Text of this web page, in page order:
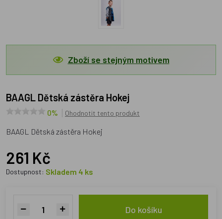
Zboží se stejným motivem
BAAGL Dětská zástěra Hokej
0% Ohodnotit tento produkt
BAAGL Dětská zástěra Hokej
261 Kč
Dostupnost: Skladem 4 ks
Do košíku